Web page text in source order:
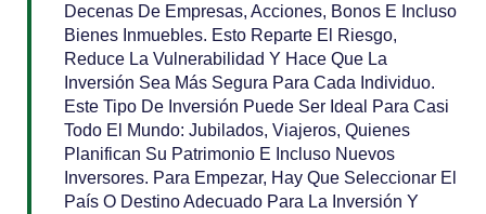
Decenas De Empresas, Acciones, Bonos E Incluso
Bienes Inmuebles. Esto Reparte El Riesgo,
Reduce La Vulnerabilidad Y Hace Que La
Inversión Sea Más Segura Para Cada Individuo.
Este Tipo De Inversión Puede Ser Ideal Para Casi
Todo El Mundo: Jubilados, Viajeros, Quienes
Planifican Su Patrimonio E Incluso Nuevos
Inversores. Para Empezar, Hay Que Seleccionar El
País O Destino Adecuado Para La Inversión Y